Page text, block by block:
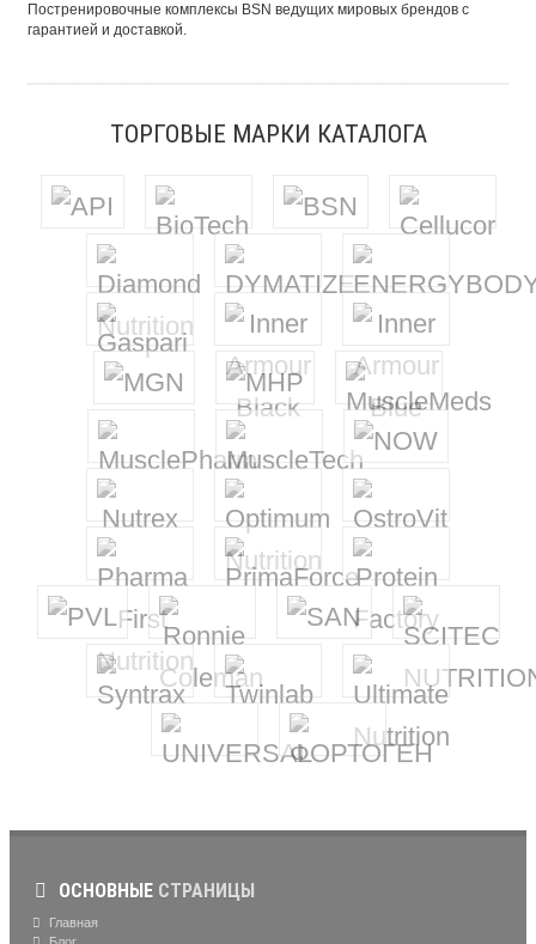
Постренировочные комплексы BSN ведущих мировых брендов с
гарантией и доставкой.
ТОРГОВЫЕ МАРКИ КАТАЛОГА
ОСНОВНЫЕ СТРАНИЦЫ
Главная